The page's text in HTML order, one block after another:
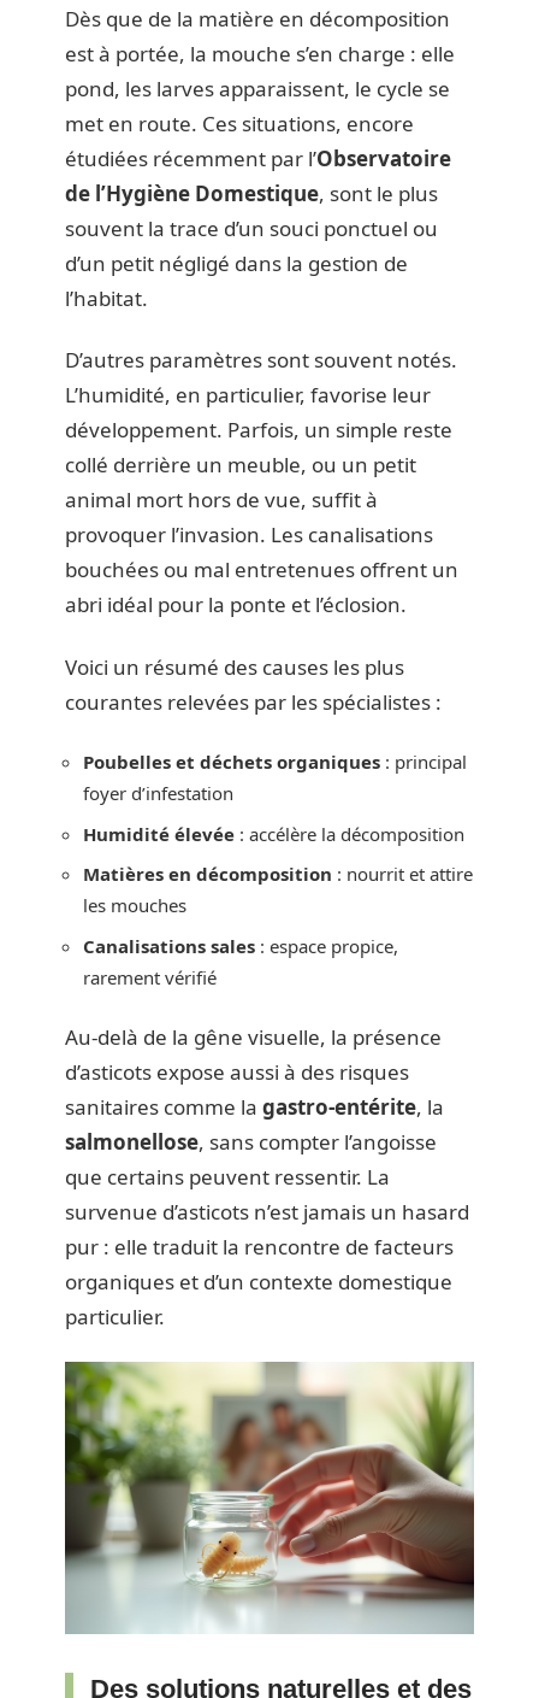
Dès que de la matière en décomposition
est à portée, la mouche s’en charge : elle
pond, les larves apparaissent, le cycle se
met en route. Ces situations, encore
étudiées récemment par l’Observatoire
de l’Hygiène Domestique, sont le plus
souvent la trace d’un souci ponctuel ou
d’un petit négligé dans la gestion de
l’habitat.
D’autres paramètres sont souvent notés.
L’humidité, en particulier, favorise leur
développement. Parfois, un simple reste
collé derrière un meuble, ou un petit
animal mort hors de vue, suffit à
provoquer l’invasion. Les canalisations
bouchées ou mal entretenues offrent un
abri idéal pour la ponte et l’éclosion.
Voici un résumé des causes les plus
courantes relevées par les spécialistes :
Poubelles et déchets organiques : principal
foyer d’infestation
Humidité élevée : accélère la décomposition
Matières en décomposition : nourrit et attire
les mouches
Canalisations sales : espace propice,
rarement vérifié
Au-delà de la gêne visuelle, la présence
d’asticots expose aussi à des risques
sanitaires comme la gastro-entérite, la
salmonellose, sans compter l’angoisse
que certains peuvent ressentir. La
survenue d’asticots n’est jamais un hasard
pur : elle traduit la rencontre de facteurs
organiques et d’un contexte domestique
particulier.
Des solutions naturelles et des